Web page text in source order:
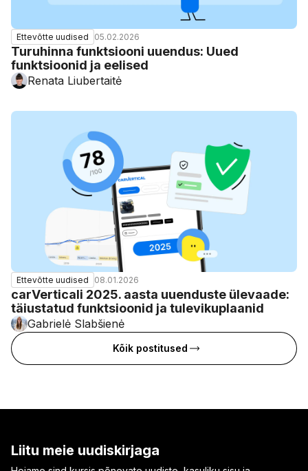
Ettevõtte uudised 05.02.2026
Turuhinna funktsiooni uuendus: Uued
funktsioonid ja eelised
Renata Liubertaitė
Ettevõtte uudised 08.01.2026
carVerticali 2025. aasta uuenduste ülevaade:
täiustatud funktsioonid ja tulevikuplaanid
Gabrielė Slabšienė
Kõik postitused
Liitu meie uudiskirjaga